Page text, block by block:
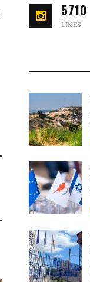
5710
LIKES